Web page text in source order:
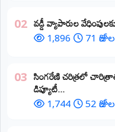
02 వడ్డీ వ్యాపారుల
1,896 71
03 ​సింగరేణి చరిత్రలో
డిప్యూటీ...
1,744 52